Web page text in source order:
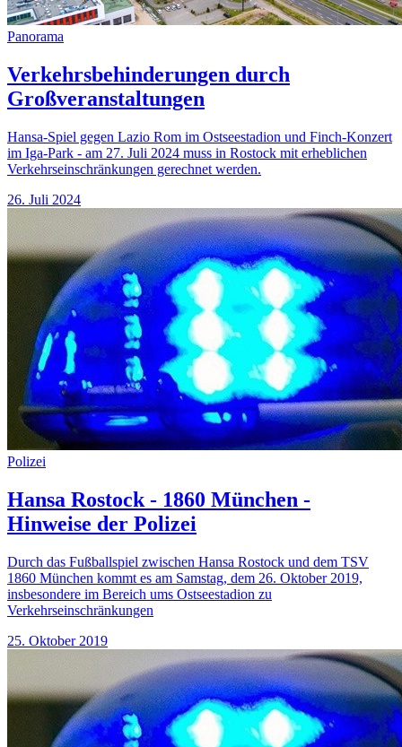
Panorama
Verkehrsbehinderungen durch
Großveranstaltungen
Hansa-Spiel gegen Lazio Rom im Ostseestadion und Finch-Konzert
im Iga-Park - am 27. Juli 2024 muss in Rostock mit erheblichen
Verkehrseinschränkungen gerechnet werden.
26. Juli 2024
Polizei
Hansa Rostock - 1860 München -
Hinweise der Polizei
Durch das Fußballspiel zwischen Hansa Rostock und dem TSV
1860 München kommt es am Samstag, dem 26. Oktober 2019,
insbesondere im Bereich ums Ostseestadion zu
Verkehrseinschränkungen
25. Oktober 2019